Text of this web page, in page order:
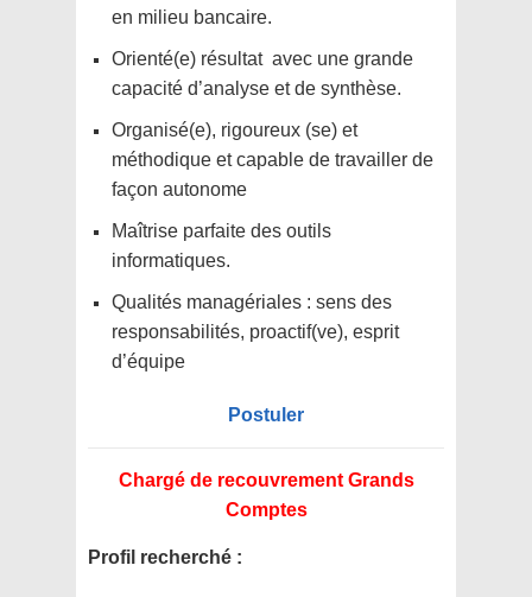
en milieu bancaire.
Orienté(e) résultat avec une grande
capacité d’analyse et de synthèse.
Organisé(e), rigoureux (se) et
méthodique et capable de travailler de
façon autonome
Maîtrise parfaite des outils
informatiques.
Qualités managériales : sens des
responsabilités, proactif(ve), esprit
d’équipe
Postuler
Chargé de recouvrement Grands
Comptes
Profil recherché :